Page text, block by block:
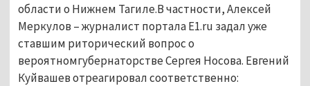
области о Нижнем Тагиле.В частности, Алексей
Меркулов – журналист портала E1.ru задал уже
ставшим риторический вопрос о
вероятномгубернаторстве Сергея Носова. Евгений
Куйвашев отреагировал соответственно: